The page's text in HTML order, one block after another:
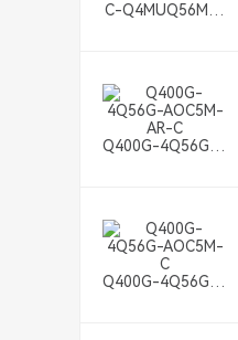
C-Q4MUQ56MX-
Q400G-4Q56G-A
Q400G-4Q56G-A